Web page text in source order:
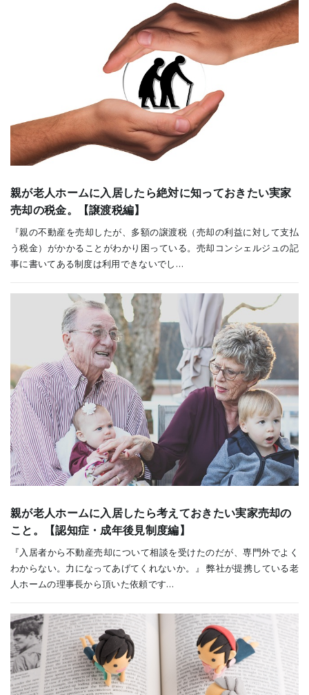
親が老人ホームに入居したら絶対に知っておきたい実家
売却の税金。【譲渡税編】
『親の不動産を売却したが、多額の譲渡税（売却の利益に対して支払
う税金）がかかることがわかり困っている。売却コンシェルジュの記
事に書いてある制度は利用できないでし…
親が老人ホームに入居したら考えておきたい実家売却の
こと。【認知症・成年後見制度編】
『入居者から不動産売却について相談を受けたのだが、専門外でよく
わからない。力になってあげてくれないか。』 弊社が提携している老
人ホームの理事長から頂いた依頼です…